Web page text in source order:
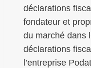
déclarations
fondateur et
du marché dans
déclarations
l’entreprise